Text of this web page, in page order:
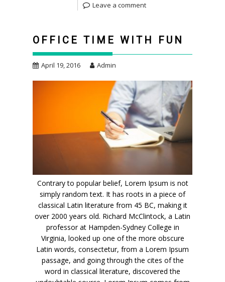
Leave a comment
OFFICE TIME WITH FUN
April 19, 2016 Admin
Contrary to popular belief, Lorem Ipsum is not
simply random text. It has roots in a piece of
classical Latin literature from 45 BC, making it
over 2000 years old. Richard McClintock, a Latin
professor at Hampden-Sydney College in
Virginia, looked up one of the more obscure
Latin words, consectetur, from a Lorem Ipsum
passage, and going through the cites of the
word in classical literature, discovered the